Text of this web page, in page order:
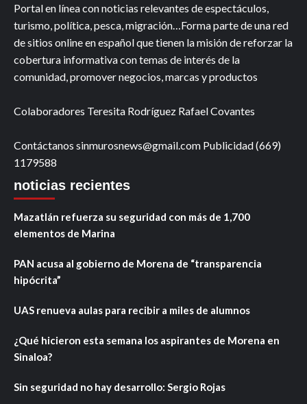
Portal en línea con noticias relevantes de espectáculos,
turismo, política, pesca, migración…Forma parte de una red
de sitios online en español que tienen la misión de reforzar la
cobertura informativa con temas de interés de la
comunidad, promover negocios, marcas y productos
Colaboradores Teresita Rodríguez Rafael Covantes
Contáctanos sinmurosnews@gmail.com Publicidad (669)
1179588
noticias recientes
Mazatlán refuerza su seguridad con más de 1,700
elementos de Marina
PAN acusa al gobierno de Morena de “transparencia
hipócrita”
UAS renueva aulas para recibir a miles de alumnos
¿Qué hicieron esta semana los aspirantes de Morena en
Sinaloa?
Sin seguridad no hay desarrollo: Sergio Rojas